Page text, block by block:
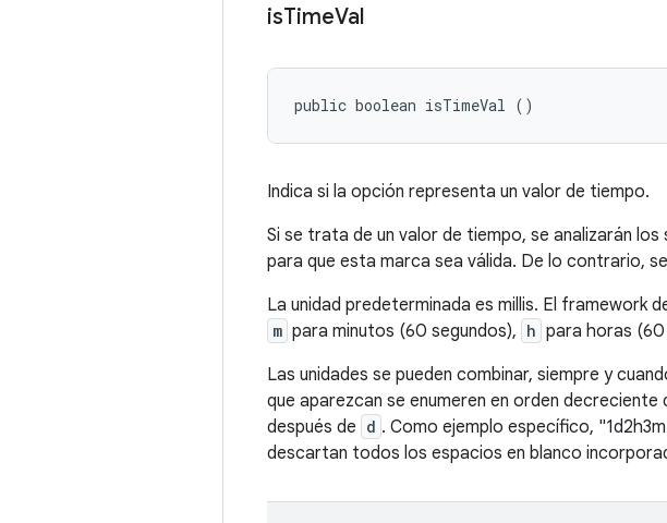
isTimeVal
public boolean isTimeVal ()
Indica si la opción representa un valor de tiempo.
Si se trata de un valor de tiempo, se analizarán
para que esta marca sea válida. De lo contrario,
La unidad predeterminada es millis. El framework
m para minutos (60 segundos), h para horas
Las unidades se pueden combinar, siempre y
que aparezcan se enumeren en orden decreciente
después de d . Como ejemplo específico,
descartan todos los espacios en blanco